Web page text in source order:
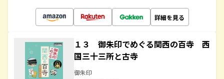
詳細を見る
１３ 御朱印でめぐる関西の百寺 西
国三十三所と古寺
御朱印